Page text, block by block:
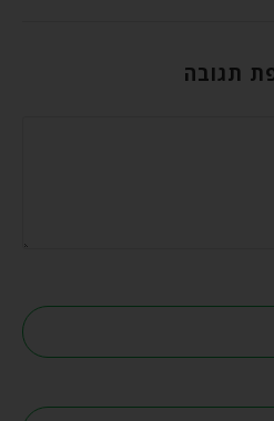
תגובה